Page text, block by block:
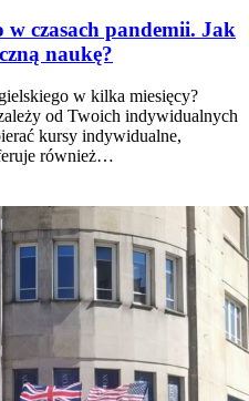
czasach pandemii. Jak
naukę?
w kilka miesięcy?
od Twoich indywidualnych
kursy indywidualne,
również…